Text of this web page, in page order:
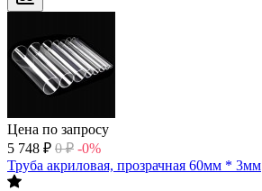
Цена по запросу
5 748 ₽ 0 ₽ -0%
Труба акриловая, прозрачная 60мм * 3мм